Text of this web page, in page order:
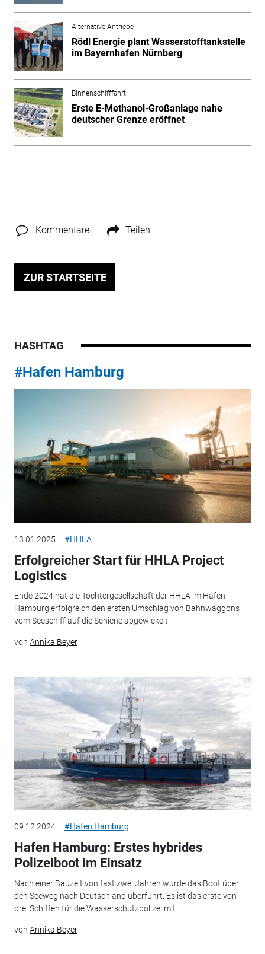
Alternative Antriebe
Rödl Energie plant Wasserstofftankstelle
im Bayernhafen Nürnberg
Binnenschifffahrt
Erste E-Methanol-Großanlage nahe
deutscher Grenze eröffnet
Kommentare Teilen
ZUR STARTSEITE
HASHTAG
#Hafen Hamburg
13.01.2025 #HHLA
Erfolgreicher Start für HHLA Project
Logistics
Ende 2024 hat die Tochtergesellschaft der HHLA im Hafen
Hamburg erfolgreich den ersten Umschlag von Bahnwaggons
vom Seeschiff auf die Schiene abgewickelt.
von Annika Beyer
09.12.2024 #Hafen Hamburg
Hafen Hamburg: Erstes hybrides
Polizeiboot im Einsatz
Nach einer Bauzeit von fast zwei Jahren wurde das Boot über
den Seeweg nach Deutschland überführt. Es ist das erste von
drei Schiffen für die Wasserschutzpolizei mit...
von Annika Beyer